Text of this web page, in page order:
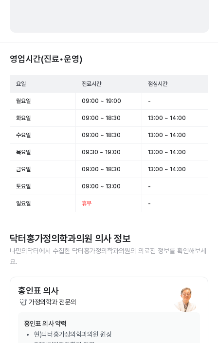
영업시간(진료•운영)
요일 진료시간 점심시간
월요일 09:00 ~ 19:00 -
화요일 09:00 ~ 18:30 13:00 ~ 14:00
수요일 09:00 ~ 18:30 13:00 ~ 14:00
목요일 09:30 ~ 19:00 13:00 ~ 14:00
금요일 09:00 ~ 18:30 13:00 ~ 14:00
토요일 09:00 ~ 13:00 -
일요일 휴무 -
닥터홍가정의학과의원 의사 정보
나만의닥터에서 수집한 닥터홍가정의학과의원의 의료진 정보를 확인해보세
요.
홍인표 의사
가정의학과 전문의
홍인표 의사 약력
현)닥터홍가정의학과의원 원장